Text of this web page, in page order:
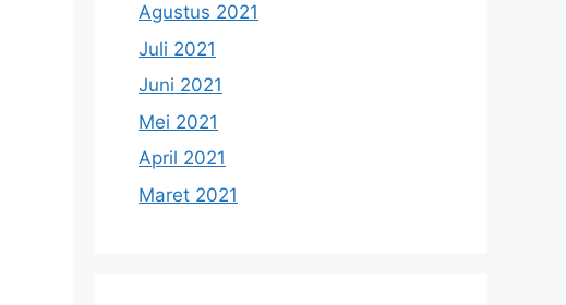
Agustus 2021
Juli 2021
Juni 2021
Mei 2021
April 2021
Maret 2021